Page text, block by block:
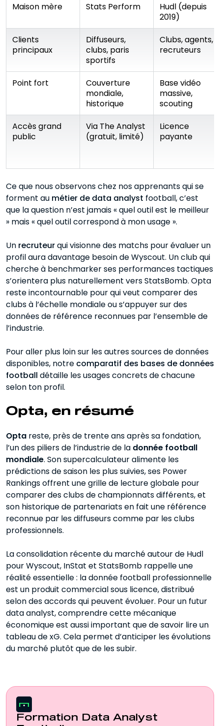
Maison mère Stats Perform
Hudl (depuis
2019)
Clients
principaux
Diffuseurs,
clubs, paris
sportifs
Clubs, agents,
recruteurs
Point fort
Couverture
mondiale,
historique
Base vidéo
massive,
scouting
Accès grand
public
Via The Analyst
(gratuit, limité)
Licence
payante
Ce que nous observons chez nos apprenants qui se
forment au métier de data analyst football, c’est
que la question n’est jamais « quel outil est le meilleur
» mais « quel outil correspond à mon usage ».
Un recruteurqui visionne des matchs pour évaluer un
profil aura davantage besoin de Wyscout. Un club qui
cherche à benchmarker ses performances tactiques
s’orientera plus naturellement vers StatsBomb. Opta
reste incontournable pour qui veut comparer des
clubs à l’échelle mondiale ou s’appuyer sur des
données de référence reconnues par l’ensemble de
l’industrie.
Pour aller plus loin sur les autres sources de données
disponibles, notre comparatif des bases de données
football détaille les usages concrets de chacune
selon ton profil.
Opta, en résumé
Opta reste, près de trente ans après sa fondation,
l’un des piliers de l’industrie de la donnée football
mondiale. Son supercalculateur alimente les
prédictions de saison les plus suivies, ses Power
Rankings offrent une grille de lecture globale pour
comparer des clubs de championnats différents, et
son historique de partenariats en fait une référence
reconnue par les diffuseurs comme par les clubs
professionnels.
La consolidation récente du marché autour de Hudl
pour Wyscout, InStat et StatsBomb rappelle une
réalité essentielle : la donnée football professionnelle
est un produit commercial sous licence, distribué
selon des accords qui peuvent évoluer. Pour un futur
data analyst, comprendre cette mécanique
économique est aussi important que de savoir lire un
tableau de xG. Cela permet d’anticiper les évolutions
du marché plutôt que de les subir.
Formation Data Analyst